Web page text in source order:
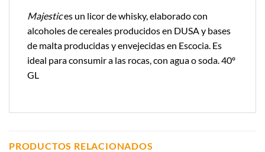
Majestices un licor de whisky, elaborado con
alcoholes de cereales producidos en DUSA y bases
de malta producidas y envejecidas en Escocia. Es
ideal para consumir a las rocas, con agua o soda. 40º
GL
PRODUCTOS RELACIONADOS